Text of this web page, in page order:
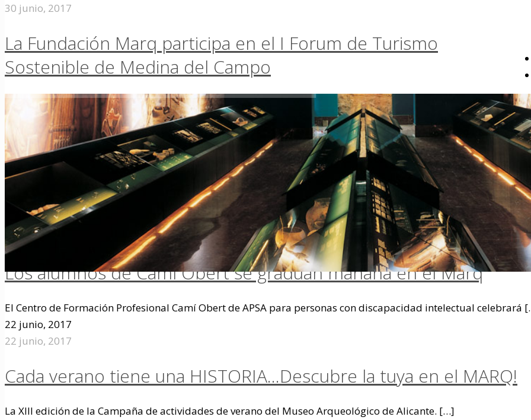
30 junio, 2017
La Fundación Marq participa en el I Forum de Turismo
Sostenible de Medina del Campo
El director gerente de la Fundación Marq, José Alberto Cortés, ha sido invitado a[…]
30 junio, 2017
30 junio, 2017
Camí Obert premia el esfuerzo y la dedicación de sus alumnos
Un total de 69 chavales, de edades entre 16 y 39 años, recibieron ayer su […]
28 junio, 2017
28 junio, 2017
Los alumnos de Camí Obert se gradúan mañana en el Marq
El Centro de Formación Profesional Camí Obert de APSA para personas con discapacidad intelectual celebrará
22 junio, 2017
22 junio, 2017
Cada verano tiene una HISTORIA…Descubre la tuya en el MARQ!
La XIII edición de la Campaña de actividades de verano del Museo Arqueológico de Alicante. […]